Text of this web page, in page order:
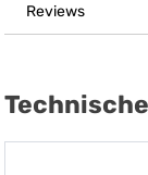
Reviews